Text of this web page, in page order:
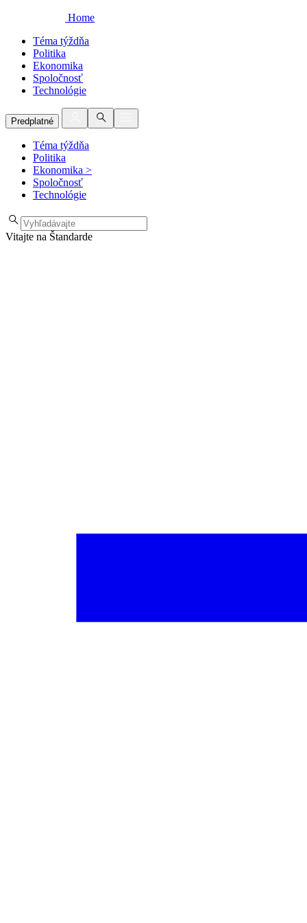
Home
Téma týždňa
Politika
Ekonomika
Spoločnosť
Technológie
Predplatné
Téma týždňa
Politika
Ekonomika >
Spoločnosť
Technológie
Vitajte na Štandarde